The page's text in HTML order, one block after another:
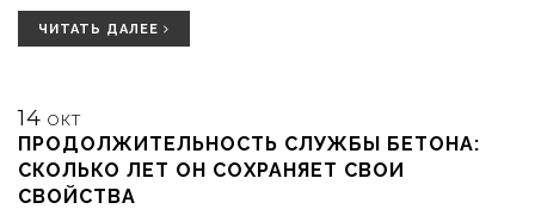
ЧИТАТЬ ДАЛЕЕ
14 ОКТ
ПРОДОЛЖИТЕЛЬНОСТЬ СЛУЖБЫ БЕТОНА:
СКОЛЬКО ЛЕТ ОН СОХРАНЯЕТ СВОИ
СВОЙСТВА